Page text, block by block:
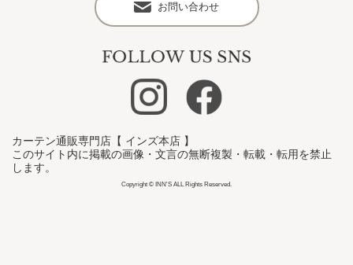
お問い合わせ
カーテン通販専門店【 インズ本店 】
このサイト内に掲載の画像・文言の無断複製・転載・転用を禁止
します。
Copyright © INN'S ALL Rights Reserved.